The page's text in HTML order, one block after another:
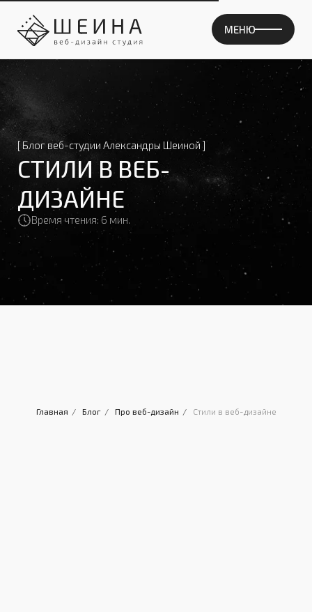
[ Блог веб-студии Александры Шеиной ]
СТИЛИ В ВЕБ-
ДИЗАЙНЕ
Время чтения: 6 мин.
Главная / Блог / Про веб-дизайн / Стили в веб-дизайне
СОДЕРЖАНИЕ